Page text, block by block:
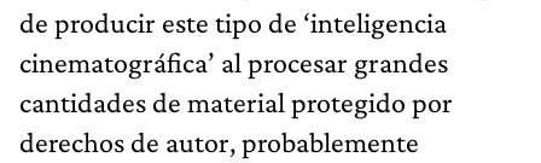
de producir este tipo de ‘inteligencia
cinematográfica’ al procesar grandes
cantidades de material protegido por
derechos de autor, probablemente